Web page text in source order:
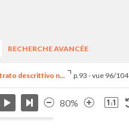
RECHERCHE AVANCÉE
descrittivo n... p.93 - vue 96/104
80%